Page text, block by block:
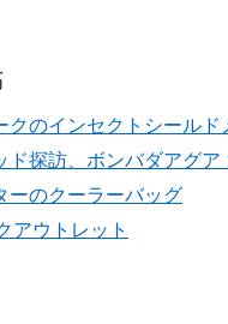
クのインセクトシールド
ド探訪、ボンバダアグア
ーのクーラーバッグ
アウトレット